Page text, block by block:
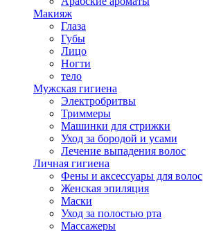
Макияж
Глаза
Губы
Лицо
Ногти
тело
Мужская гигиена
Электробритвы
Триммеры
Машинки для стрижки
Уход за бородой и усами
Лечение выпадения волос
Личная гигиена
Фены и аксессуары для волос
Женская эпиляция
Маски
Уход за полостью рта
Массажеры